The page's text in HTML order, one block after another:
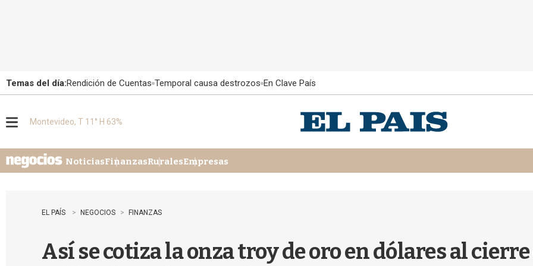
Temas del día:Rendición de Cuentas Temporal causa destrozos En Clave País
u
Montevideo, T 11° H 63%
NoticiasFinanzasRuralesEmpresas
EL PAÍS NEGOCIOS FINANZAS
Así se cotiza la onza troy de oro en dólares al